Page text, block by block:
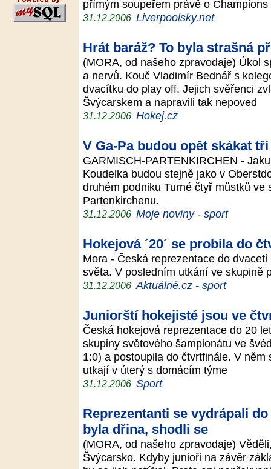
přímým soupeřem právě o
31.12.2006 Liverpoolsky.net
Hrát baráž? To byla strašná
(MORA, od našeho zpravodaje) Úkol
a nervů. Kouč Vladimír Bednář s
dvacítku do play off. Jejich svěřenci
Švýcarskem a napravili tak nepoved
31.12.2006 Hokej.cz
V Ga-Pa budou opět skákat
GARMISCH-PARTENKIRCHEN -
Koudelka budou stejně jako v
druhém podniku Turné čtyř můstků
Partenkirchenu.
31.12.2006 Moje noviny - sport
Hokejová ´20´ se probila do
Mora - Česká reprezentace do
světa. V posledním utkání ve skupině
31.12.2006 Aktuálně.cz - sport
Juniorští hokejisté jsou ve
Česká hokejová reprezentace do 20
skupiny světového šampionátu ve
1:0) a postoupila do čtvrtfinále. V
utkají v úterý s domácím týme
31.12.2006 Sport
Reprezentanti se vydrápali
byla dřina, shodli se
(MORA, od našeho zpravodaje)
Švýcarsko. Kdyby junioři na závěr